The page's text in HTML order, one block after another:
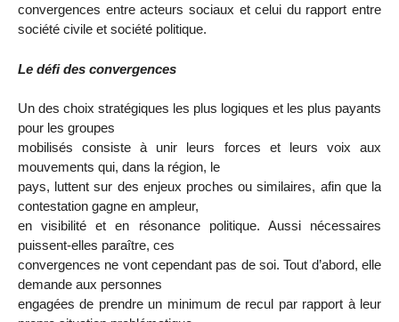
convergences entre acteurs sociaux et celui du rapport entre
société civile et société politique.
Le défi des convergences
Un des choix stratégiques les plus logiques et les plus payants
pour les groupes
mobilisés consiste à unir leurs forces et leurs voix aux
mouvements qui, dans la région, le
pays, luttent sur des enjeux proches ou similaires, afin que la
contestation gagne en ampleur,
en visibilité et en résonance politique. Aussi nécessaires
puissent-elles paraître, ces
convergences ne vont cependant pas de soi. Tout d’abord, elle
demande aux personnes
engagées de prendre un minimum de recul par rapport à leur